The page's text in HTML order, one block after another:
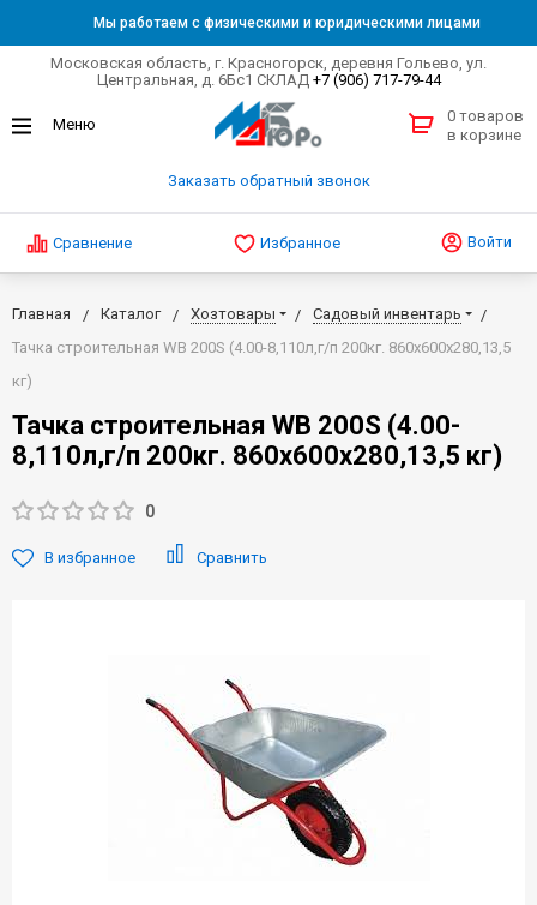
Мы работаем с физическими и юридическими лицами
Московская область, г. Красногорск, деревня Гольево, ул.
Центральная, д. 6Бс1 СКЛАД +7 (906) 717-79-44
Заказать обратный звонок
0 товаров
в корзине
Сравнение Избранное Войти
Главная Каталог Хозтовары
Садовый инвентарь
Тачка строительная WB 200S (4.00-8,110л,г/п 200кг. 860х600х280,13,5
кг)
Тачка строительная WB 200S (4.00-
8,110л,г/п 200кг. 860х600х280,13,5 кг)
0
В избранное Сравнить